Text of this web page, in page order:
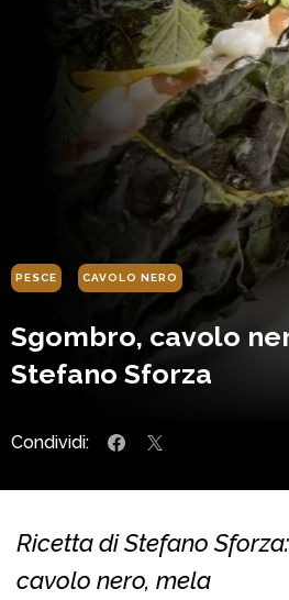
PESCE CAVOLO NERO
Sgombro, cavolo
Stefano Sforza
Condividi:
Ricetta di Stefano
cavolo nero, mela